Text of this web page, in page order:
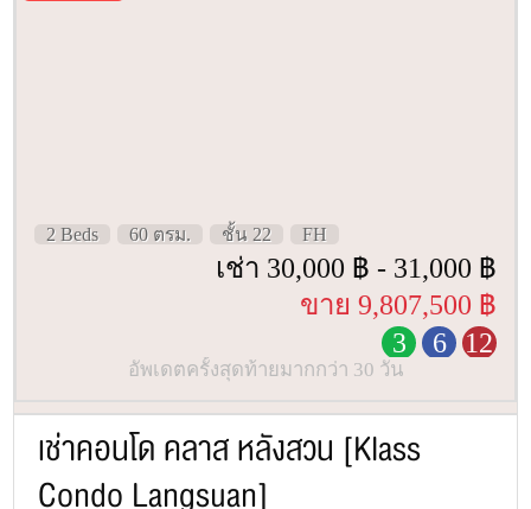
2 Beds 60 ตรม. ชั้น 22 FH
เช่า 30,000 ฿ - 31,000 ฿
ขาย 9,807,500 ฿
3
6 12
อัพเดตครั้งสุดท้ายมากกว่า 30 วัน
เช่าคอนโด คลาส หลังสวน [Klass
Condo Langsuan]